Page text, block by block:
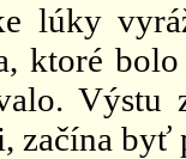
lúky
ktoré
začína